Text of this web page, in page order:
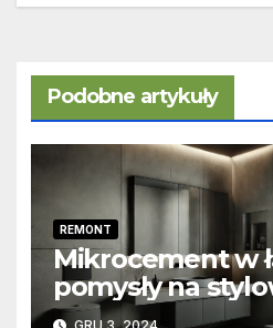
Podobne artykuły
REMONT
Mikrocement w
pomysły na